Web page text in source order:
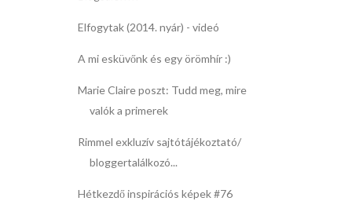
Elfogytak (2014. nyár) - videó
A mi esküvőnk és egy örömhír :)
Marie Claire poszt: Tudd meg, mire
valók a primerek
Rimmel exkluzív sajtótájékoztató/
bloggertalálkozó...
Hétkezdő inspirációs képek #76